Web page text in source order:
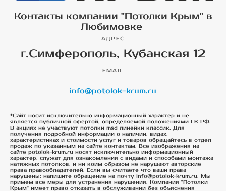
Контакты компании "Потолки Крым" в
Любимовке
АДРЕС
г.Симферополь, Кубанская 12
EMAIL
info@potolok-krum.ru
*Сайт носит исключительно информационный характер и не
является публичной офертой, определяемой положениями ГК РФ.
В акциях не участвуют потолки msd линейки классик. Для
получения подробной информации о наличии, видах,
характеристиках и стоимости услуг и товаров обращайтесь в отдел
продаж по указанным на сайте контактам. Все изображения на
сайте potolok-krum.ru носят исключительно информационный
характер, служат для ознакомления с видами и способами монтажа
натяжных потолков, и ни коим образом не нарушают авторские
права правообладателей. Если вы считаете что ваши права
нарушены: напишите обращение на почту info@potolok-krum.ru. Мы
примем все меры для устранения нарушения. Компания "Потолки
Крым" имеет право отказать в обслуживании без объяснения